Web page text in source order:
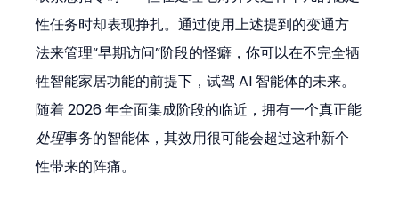
性任务时却表现挣扎。通过使用上述提到的变通方
法来管理“早期访问”阶段的怪癖，你可以在不完全牺
牲智能家居功能的前提下，试驾 AI 智能体的未来。
随着 2026 年全面集成阶段的临近，拥有一个真正能
处理事务的智能体，其效用很可能会超过这种新个
性带来的阵痛。